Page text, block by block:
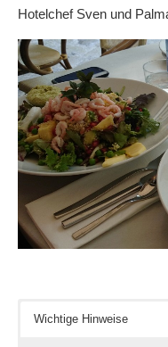
Hotelchef Sven und
Wichtige Hinweise